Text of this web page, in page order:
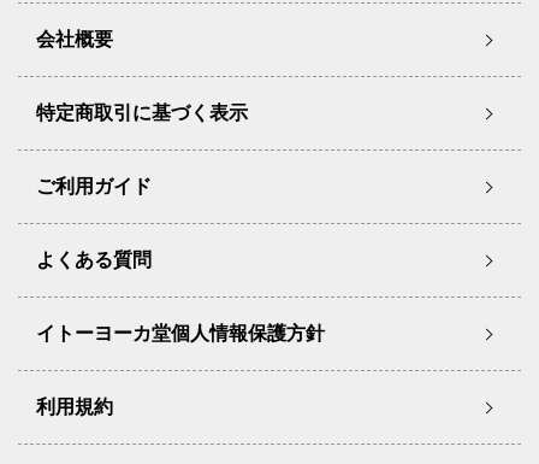
会社概要
特定商取引に基づく表示
ご利用ガイド
よくある質問
イトーヨーカ堂個人情報保護方針
利用規約